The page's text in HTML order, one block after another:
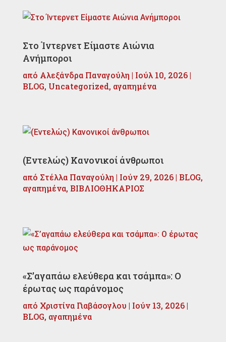
Στο Ίντερνετ Είμαστε Αιώνια
Ανήμποροι
από Αλεξάνδρα Παναγούλη | Ιούλ 10, 2026|
BLOG, Uncategorized, αγαπημένα
(Εντελώς) Κανονικοί άνθρωποι
από Στέλλα Παναγούλη | Ιούν 29, 2026| BLOG,
αγαπημένα, ΒΙΒΛΙΟΘΗΚΑΡΙΟΣ
«Σ’αγαπάω ελεύθερα και τσάμπα»: Ο
έρωτας ως παράνομος
από Χριστίνα Γιαβάσογλου | Ιούν 13, 2026|
BLOG, αγαπημένα